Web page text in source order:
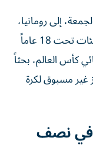
إلى رومانيا،
حيث يخوض منتخب مصر لكرة اليد للناشئات تحت 18 عاماً
كأس العالم، بحثاً
غير مسبوق لكرة
في نصف